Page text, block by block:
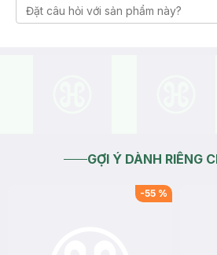
GỢI Ý DÀNH RIÊNG
-55 %